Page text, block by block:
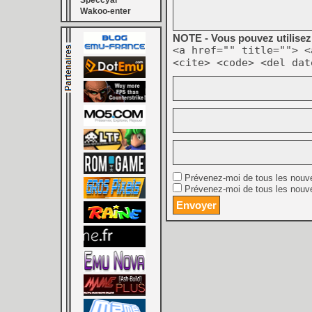
Wakoo-enter
NOTE - Vous pouvez
<a href="" title="">
<cite> <code> <del
Prévenez-moi de tous les
Prévenez-moi de tous les